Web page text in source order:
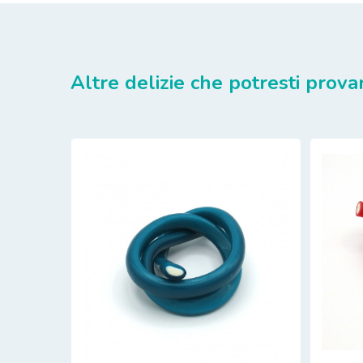
Altre delizie che potresti